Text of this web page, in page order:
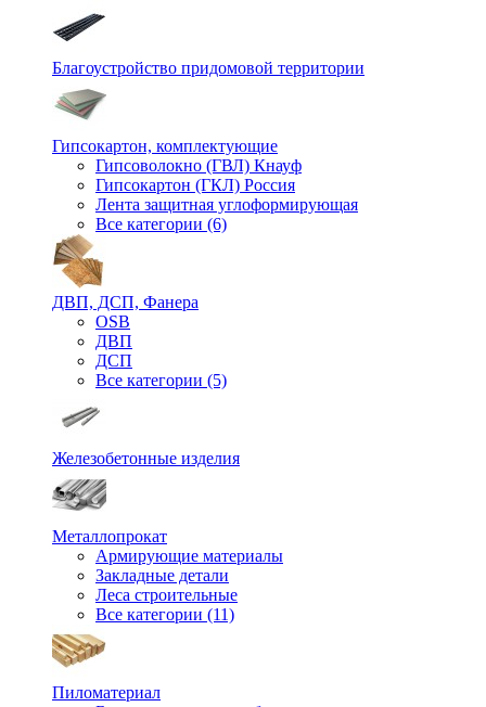
Благоустройство придомовой территории
Гипсокартон, комплектующие
Гипсоволокно (ГВЛ) Кнауф
Гипсокартон (ГКЛ) Россия
Лента защитная углоформирующая
Все категории (6)
ДВП, ДСП, Фанера
OSB
ДВП
ДСП
Все категории (5)
Железобетонные изделия
Металлопрокат
Армирующие материалы
Закладные детали
Леса строительные
Все категории (11)
Пиломатериал